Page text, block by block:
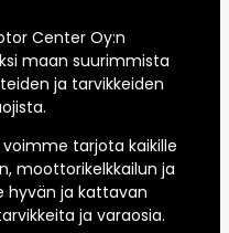
Center Oy:n
maan suurimmista
ja tarvikkeiden
tarjota kaikille
moottorikelkkailun ja
hyvän ja kattavan
ja varaosia.